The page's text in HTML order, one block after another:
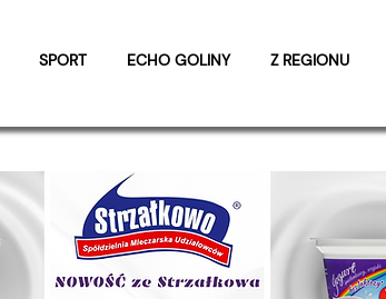
SPORT ECHO GOLINY Z REGIONU